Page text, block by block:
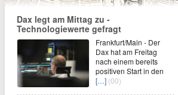
Dax legt am Mittag zu -
Technologiewerte gefragt
Frankfurt/Main - Der
Dax hat am Freitag
nach einem bereits
positiven Start in den
[…] (00)